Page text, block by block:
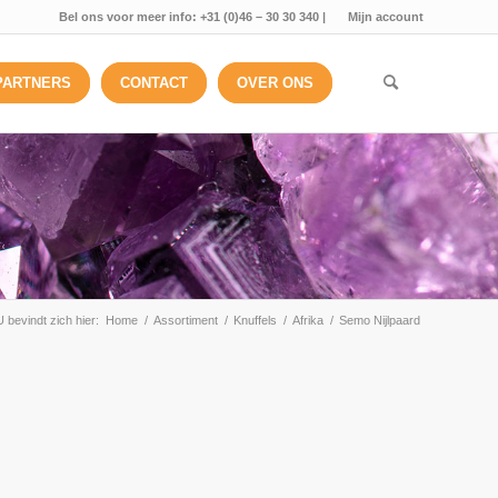
Mijn account
Bel ons voor meer info: +31 (0)46 – 30 30 340 |
CONTACT OVER ONS
bevindt zich hier: Home / Assortiment / Knuffels / Afrika / Semo Nijlpaard